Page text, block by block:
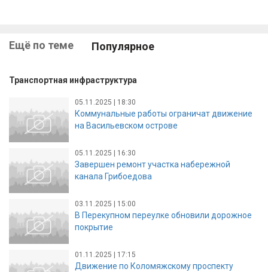
Ещё по теме Популярное
Транспортная инфраструктура
05.11.2025 | 18:30
Коммунальные работы ограничат движение
на Васильевском острове
05.11.2025 | 16:30
Завершен ремонт участка набережной
канала Грибоедова
03.11.2025 | 15:00
В Перекупном переулке обновили дорожное
покрытие
01.11.2025 | 17:15
Движение по Коломяжскому проспекту